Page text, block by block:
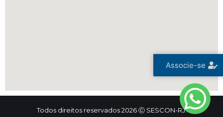
Associe-se
Todos direitos reservados 2026 Ⓒ SESCON-RJ.
Trinta e Seis Consultoria Digital